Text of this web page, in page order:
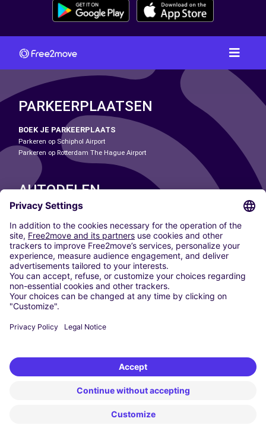
PARKEERPLAATSEN
BOEK JE PARKEERPLAATS
Parkeren op Schiphol Airport
Parkeren op Rotterdam The Hague Airport
AUTODELEN
ONZE STEDEN
Paris
Madrid
Washington DC
Milaan
Rome
Turijn
Wenen
Berlijn
Düsseldorf